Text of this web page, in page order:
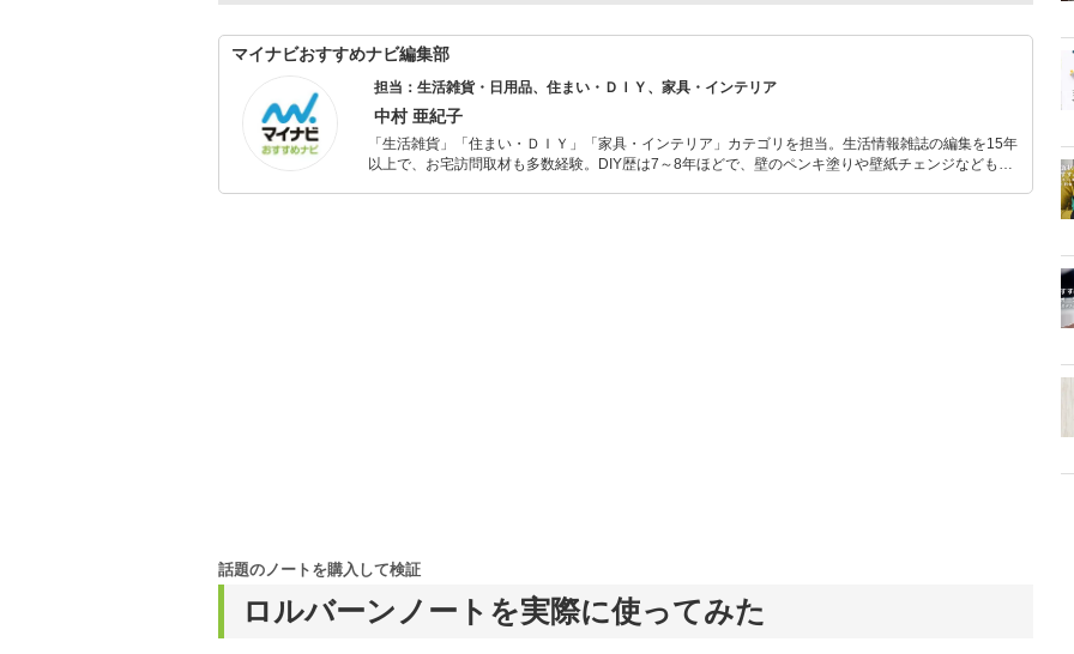
マイナビおすすめナビ編集部
担当：生活雑貨・日用品、住まい・ＤＩＹ、家具・インテリア
中村 亜紀子
「生活雑貨」「住まい・ＤＩＹ」「家具・インテリア」カテゴリを担当。生活情報雑誌の編集を15年
以上で、お宅訪問取材も多数経験。DIY歴は7～8年ほどで、壁のペンキ塗りや壁紙チェンジなどもチ
ロルバーンノートを実際に使ってみた
話題のノートを購入して検証